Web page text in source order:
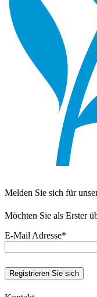
Melden Sie sich für
Möchten Sie als Erster
E-Mail Adresse*